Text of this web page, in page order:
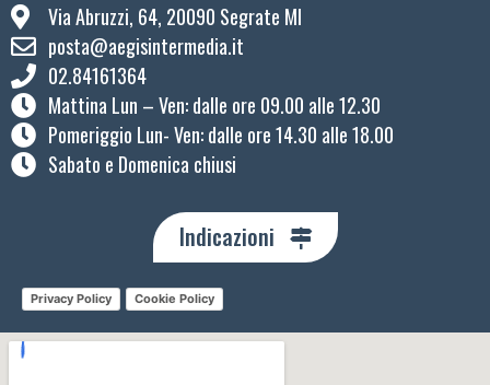
Via Abruzzi, 64, 20090 Segrate MI
posta@aegisintermedia.it
02.84161364
Mattina Lun – Ven: ​dalle ore 09.00 alle 12.30
Pomeriggio Lun- Ven: dalle ore 14.30 alle 18.00
Sabato e Domenica chiusi
Indicazioni
Privacy Policy Cookie Policy